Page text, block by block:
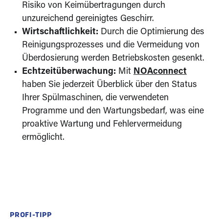
Risiko von Keimübertragungen durch
unzureichend gereinigtes Geschirr.
Wirtschaftlichkeit: Durch die Optimierung des
Reinigungsprozesses und die Vermeidung von
Überdosierung werden Betriebskosten gesenkt.
Echtzeitüberwachung: Mit NOAconnect
haben Sie jederzeit Überblick über den Status
Ihrer Spülmaschinen, die verwendeten
Programme und den Wartungsbedarf, was eine
proaktive Wartung und Fehlervermeidung
ermöglicht.
PROFI-TIPP